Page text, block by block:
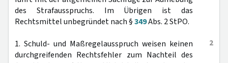
des Strafausspruchs. Im Übrigen ist das
Rechtsmittel unbegründet nach §349Abs. 2 StPO.
2
1. Schuld- und Maßregelausspruch weisen keinen
durchgreifenden Rechtsfehler zum Nachteil des